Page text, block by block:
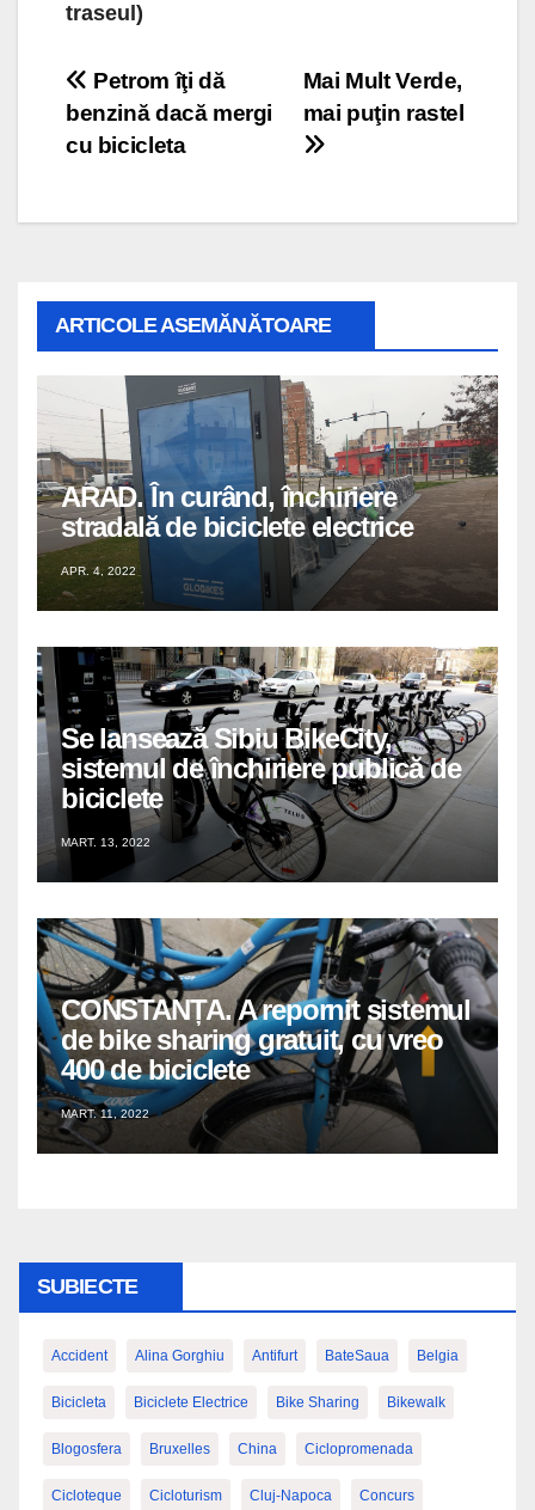
traseul)
Navigare
în
Mai Mult Verde,
mai puţin rastel
Petrom îţi dă
benzină dacă mergi
cu bicicleta
ARTICOLE ASEMĂNĂTOARE
ARAD. În curând, închiriere
stradală de biciclete electrice
APR. 4, 2022
Se lansează Sibiu BikeCity,
sistemul de închiriere publică de
biciclete
MART. 13, 2022
CONSTANȚA. A repornit sistemul
de bike sharing gratuit, cu vreo
400 de biciclete
MART. 11, 2022
SUBIECTE
Accident Alina Gorghiu Antifurt BateSaua Belgia
Bicicleta Biciclete Electrice Bike Sharing Bikewalk
Blogosfera Bruxelles China Ciclopromenada
Cicloteque Cicloturism Cluj-Napoca Concurs